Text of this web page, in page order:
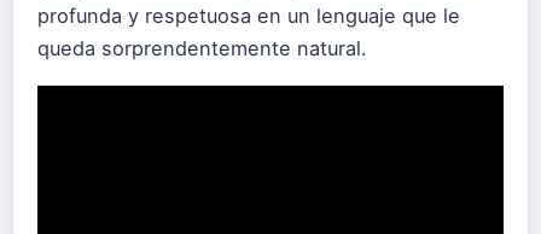
profunda y respetuosa en un lenguaje que le
queda sorprendentemente natural.